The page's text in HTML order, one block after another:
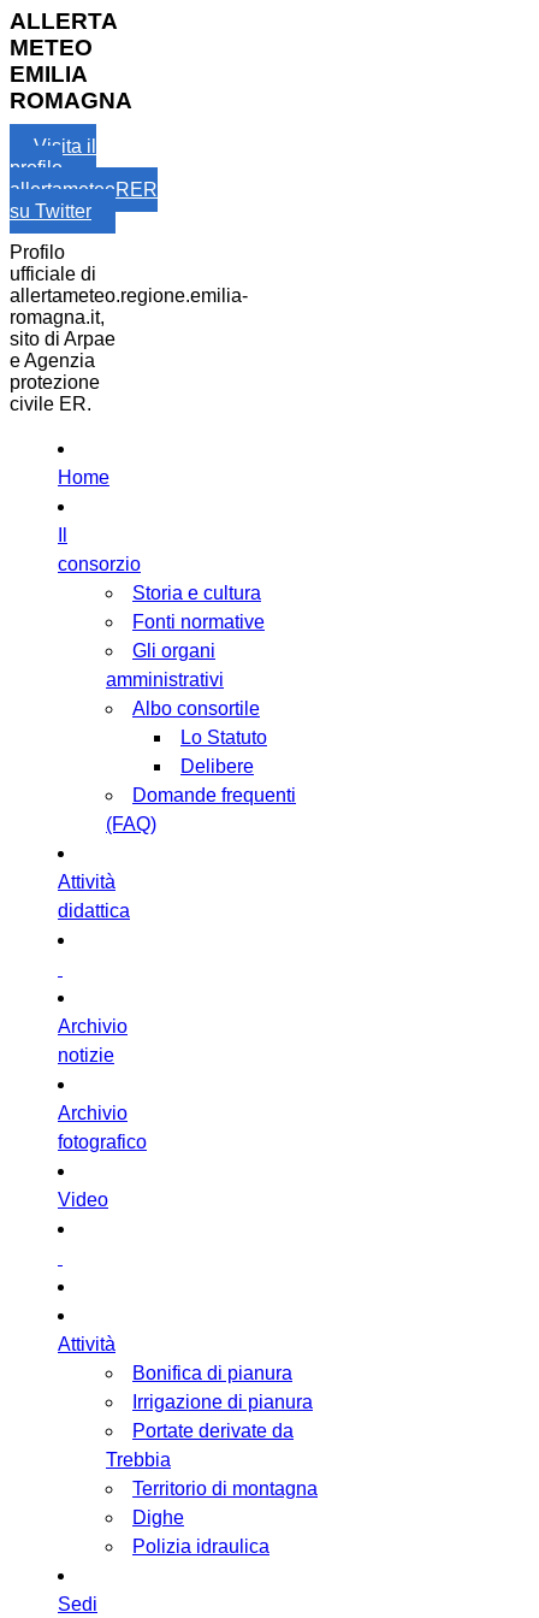
ALLERTA
METEO
EMILIA
ROMAGNA
Visita il
profilo
allertameteoRER
su Twitter
Profilo
ufficiale di
allertameteo.regione.emilia-
romagna.it,
sito di Arpae
e Agenzia
protezione
civile ER.
Home
consorzio
Storia e cultura
Fonti normative
Gli organi
amministrativi
Albo consortile
Lo Statuto
Delibere
Domande frequenti
(FAQ)
Attività
didattica
Archivio
notizie
Archivio
fotografico
Video
Attività
Bonifica di pianura
Irrigazione di pianura
Portate derivate da
Trebbia
Territorio di montagna
Dighe
Polizia idraulica
Sedi